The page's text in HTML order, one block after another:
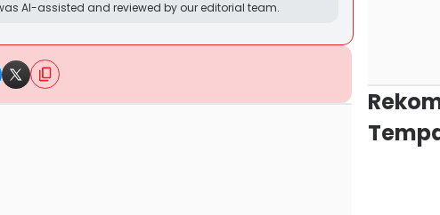
AI-assisted and reviewed by our editorial team.